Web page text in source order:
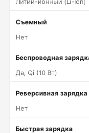
Съемный
Нет
Беспроводная
Да, Qi (10 Вт)
Реверсивная зарядка
Нет
Быстрая зарядка